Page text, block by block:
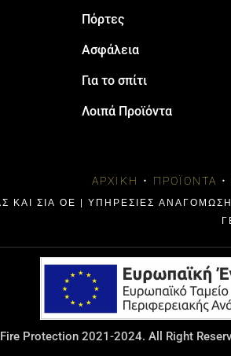
Πόρτες
Ασφάλεια
Για το σπίτι
Λοιπά Προϊόντα
ΑΡΧΙΚΉ • ΠΡΟΪΌΝΤΑ •
ΚΑΙ ΣΙΑ ΟΕ | ΥΠΗΡΕΣΙΕΣ
Protection 2021-2024. All Right